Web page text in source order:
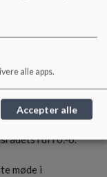
Asgaard
rul i 0.-6.
møde i
alle apps.
Accepter alle